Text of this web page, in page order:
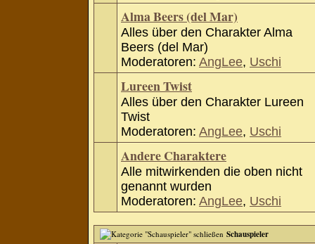
Alma Beers (del Mar)
Alles über den Charakter Alma
Beers (del Mar)
Moderatoren: AngLee, Uschi
Lureen Twist
Alles über den Charakter Lureen
Twist
Moderatoren: AngLee, Uschi
Andere Charaktere
Alle mitwirkenden die oben nicht
genannt wurden
Moderatoren: AngLee, Uschi
Schauspieler